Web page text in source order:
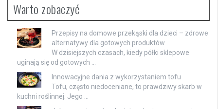
Warto zobaczyć
Przepisy na domowe przekąski dla dzieci – zdrowe
alternatywy dla gotowych produktów
W dzisiejszych czasach, kiedy półki sklepowe
uginają się od gotowych …
Innowacyjne dania z wykorzystaniem tofu
Tofu, często niedoceniane, to prawdziwy skarb w
kuchni roślinnej. Jego …